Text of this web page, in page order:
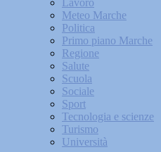
Lavoro
Meteo Marche
Politica
Primo piano Marche
Regione
Salute
Scuola
Sociale
Sport
Tecnologia e scienze
Turismo
Università